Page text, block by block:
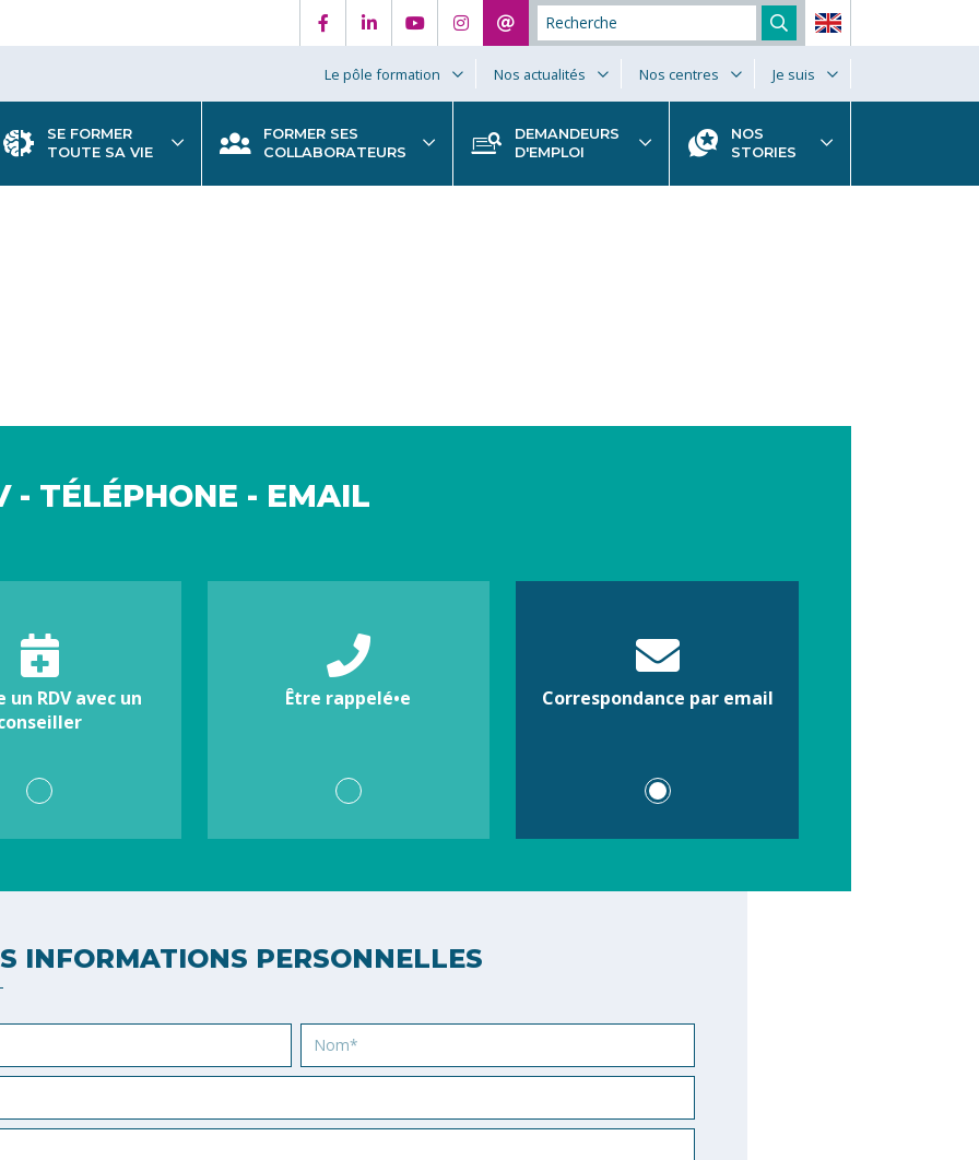
Le pôle formation Nos actualités Nos centres Je suis
SE FORMER
TOUTE SA VIE
FORMER SES
COLLABORATEURS
DEMANDEURS
D'EMPLOI
NOS
STORIES
- TÉLÉPHONE - EMAIL
un RDV avec un
Être rappelé•e Correspondance par email
INFORMATIONS PERSONNELLES
Nom